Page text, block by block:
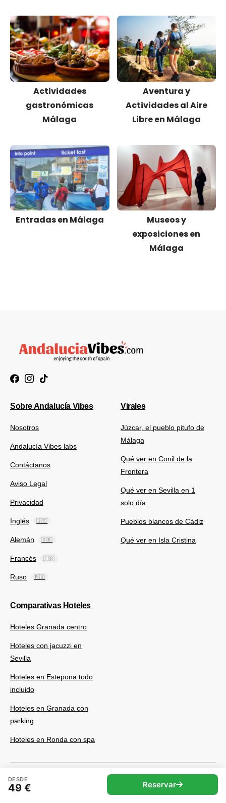
DESDE
49 € Reservar
Actividades
gastronómicas
Málaga
Aventura y
Actividades al Aire
Libre en Málaga
Entradas en Málaga
Museos y
exposiciones en
Málaga
Sobre Andalucía Vibes
Nosotros
Andalucía Vibes labs
Contáctanos
Aviso Legal
Privacidad
Inglés 🇺🇸
Alemán 🇩🇪
Francés 🇫🇷
Ruso 🇷🇺
Virales
Júzcar, el pueblo pitufo de
Málaga
Qué ver en Conil de la
Frontera
Qué ver en Sevilla en 1
solo día
Pueblos blancos de Cádiz
Qué ver en Isla Cristina
Comparativas Hoteles
Hoteles Granada centro
Hoteles con jacuzzi en
Sevilla
Hoteles en Estepona todo
incluido
Hoteles en Granada con
parking
Hoteles en Ronda con spa
© 2025 Andaluciavibes.com